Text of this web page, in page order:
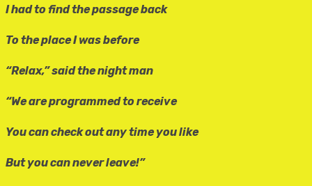
I had to find the passage back
To the place I was before
“Relax,” said the night man
“We are programmed to receive
You can check out any time you like
But you can never leave!”